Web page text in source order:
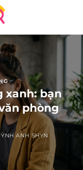
xanh: bạn
phòng
ANH SHYN